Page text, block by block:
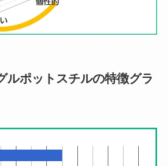
ルポットスチルの特徴グラ